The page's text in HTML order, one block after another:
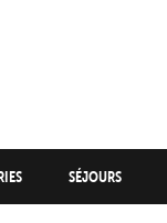
SÉJOURS